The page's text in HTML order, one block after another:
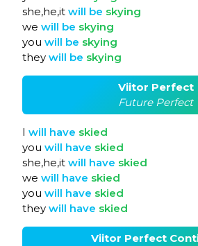
she,he,it will be skying
we will be skying
you will be skying
they will be skying
Viitor Perfect
Future Perfect
I will have skied
you will have skied
she,he,it will have skied
we will have skied
you will have skied
they will have skied
Viitor Perfect